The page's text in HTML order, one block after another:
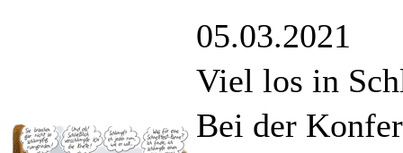
05.03.2021
Viel los in
Bei der